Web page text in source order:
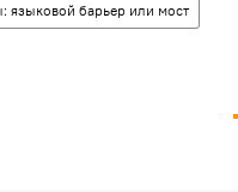
языковой барьер или мост